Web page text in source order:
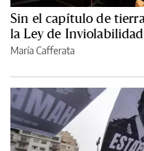
Sin el capítulo de
la Ley de
María Cafferata